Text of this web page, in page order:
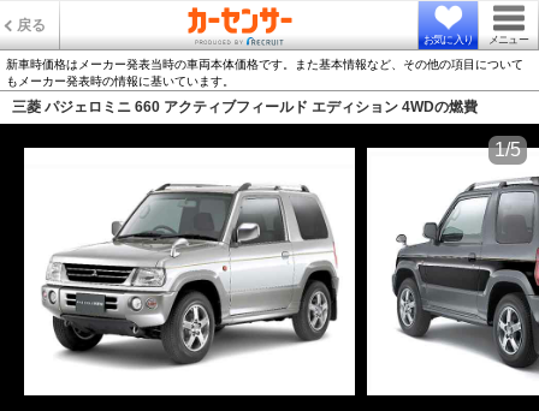
戻る
お気に入り メニュー
新車時価格はメーカー発表当時の車両本体価格です。また基本情報など、その他の項目について
もメーカー発表時の情報に基いています。
三菱 パジェロミニ 660 アクティブフィールド エディション 4WDの燃費
1/5